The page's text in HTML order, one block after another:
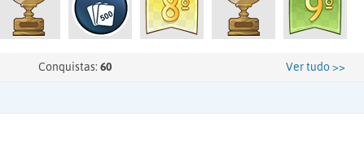
Conquistas: 60 Ver tudo >>